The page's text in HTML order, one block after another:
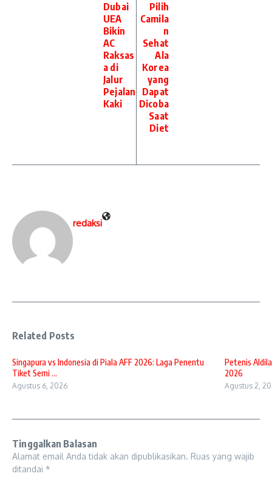
Dubai
UEA
Bikin
AC
Raksas
a di
Jalur
Pejalan
Kaki
Pilih
Camila
n
Sehat
Ala
Korea
yang
Dapat
Dicoba
Saat
Diet
redaksi
Related Posts
Singapura vs Indonesia di Piala AFF 2026: Laga Penentu
Tiket Semi ...
Agustus 6, 2026
Petenis
2026
Agustus 2,
Tinggalkan Balasan
Alamat email Anda tidak akan dipublikasikan. Ruas yang wajib
ditandai *